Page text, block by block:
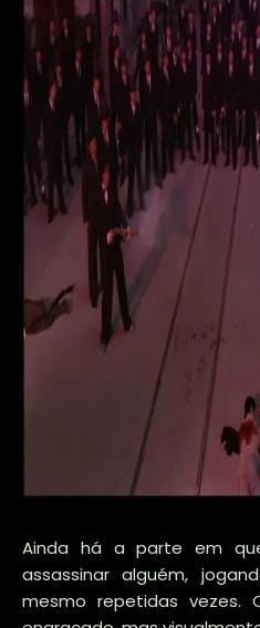
Ainda há a parte em
assassinar alguém,
mesmo repetidas vezes.